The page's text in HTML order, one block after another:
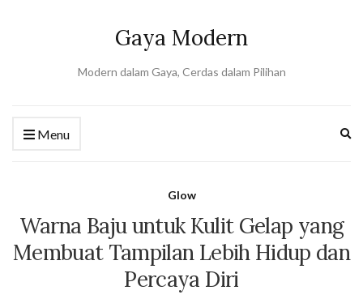
Gaya Modern
Modern dalam Gaya, Cerdas dalam Pilihan
Menu
Glow
Warna Baju untuk Kulit Gelap yang
Membuat Tampilan Lebih Hidup dan
Percaya Diri